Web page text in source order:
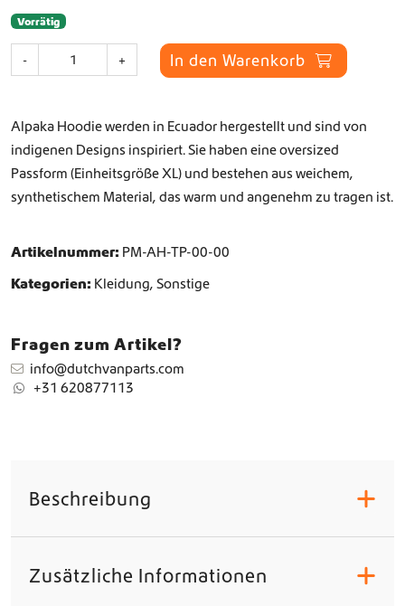
Vorrätig
-
c
a
H
o
e
-
u
e
M
+ In den Warenkorb
Alpaka Hoodie werden in Ecuador hergestellt und sind von
indigenen Designs inspiriert. Sie haben eine oversized
Passform (Einheitsgröße XL) und bestehen aus weichem,
synthetischem Material, das warm und angenehm zu tragen ist.
Artikelnummer: PM-AH-TP-00-00
Kategorien: Kleidung, Sonstige
Fragen zum Artikel?
info@dutchvanparts.com
+31 620877113
Beschreibung +
Zusätzliche Informationen +